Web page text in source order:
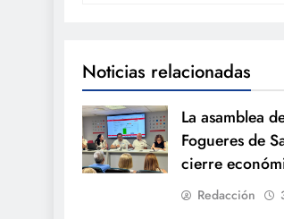
Noticias relacionadas
La asamblea
Fogueres de
cierre
Redacción